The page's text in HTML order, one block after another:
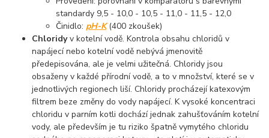
standardy 9,5 - 10,0 - 10,5 - 11,0 - 11,5 - 12,0
Činidlo:pH-K (400 zkoušek)
Chloridyv kotelní vodě. Kontrola obsahu chloridů v
napájecí nebo kotelní vodě nebývá jmenovitě
předepisována, ale je velmi užitečná. Chloridy jsou
obsaženy v každé přírodní vodě, a to v množství, které se v
jednotlivých regionech liší. Chloridy procházejí katexovým
filtrem beze změny do vody napájecí. K vysoké koncentraci
chloridu v parním kotli dochází jednak zahušťováním kotelní
vody, ale především je tu riziko špatně vymytého chloridu